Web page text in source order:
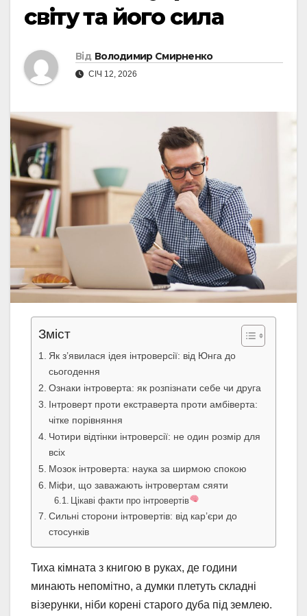
світу та його сила
Від Володимир Смирненко
СІЧ 12, 2026
Зміст
Як з’явилася ідея інтроверсії: від Юнга до
сьогодення
Ознаки інтроверта: як розпізнати себе чи друга
Інтроверт проти екстраверта проти амбіверта:
чітке порівняння
Чотири відтінки інтроверсії: не один розмір для
всіх
Мозок інтроверта: наука за ширмою спокою
Міфи, що заважають інтровертам сяяти
Цікаві факти про інтровертів
Сильні сторони інтровертів: від кар’єри до
стосунків
Тиха кімната з книгою в руках, де години
минають непомітно, а думки плетуть складні
візерунки, ніби корені старого дуба під землею.